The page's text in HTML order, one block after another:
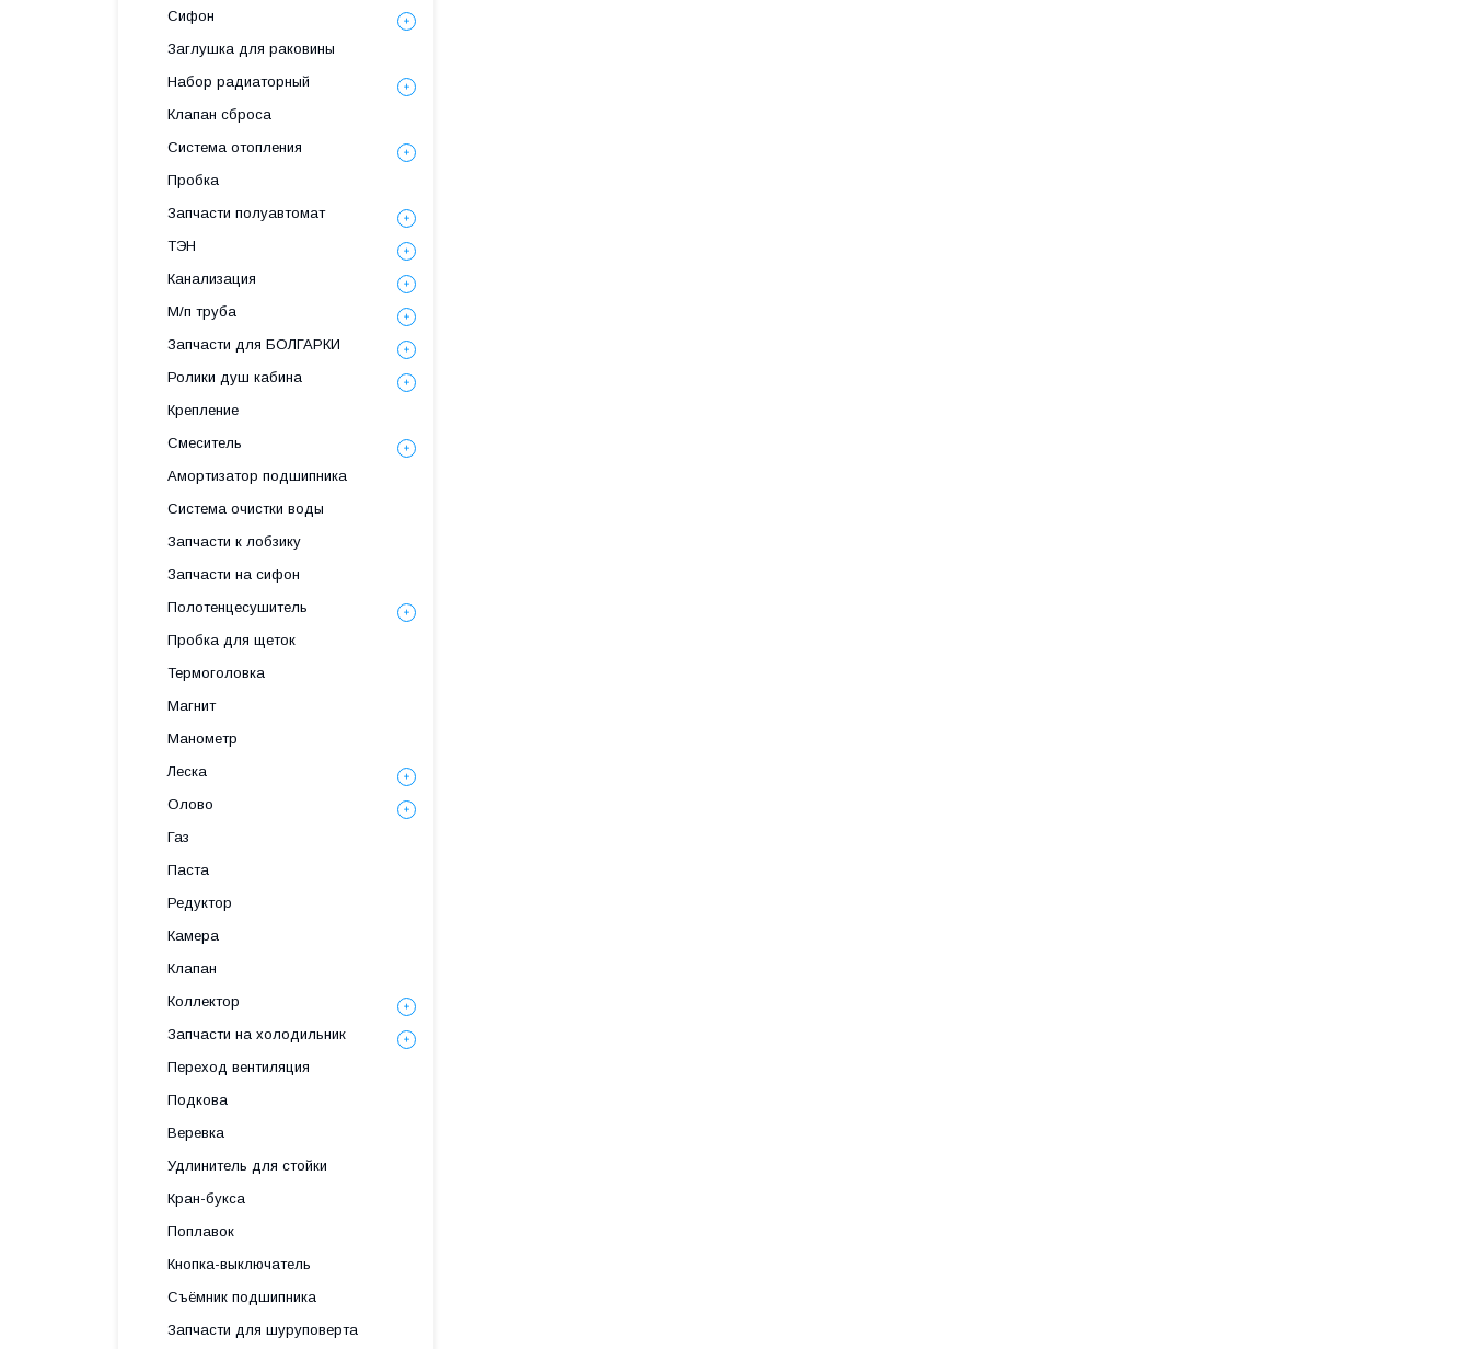
Сифон
Заглушка для раковины
Набор радиаторный
Клапан сброса
Система отопления
Пробка
Запчасти полуавтомат
ТЭН
Канализация
М/п труба
Запчасти для БОЛГАРКИ
Ролики душ кабина
Крепление
Смеситель
Амортизатор подшипника
Система очистки воды
Запчасти к лобзику
Запчасти на сифон
Полотенцесушитель
Пробка для щеток
Термоголовка
Магнит
Манометр
Леска
Олово
Газ
Паста
Редуктор
Камера
Клапан
Коллектор
Запчасти на холодильник
Переход вентиляция
Подкова
Веревка
Удлинитель для стойки
Кран-букса
Поплавок
Кнопка-выключатель
Съёмник подшипника
Запчасти для шуруповерта